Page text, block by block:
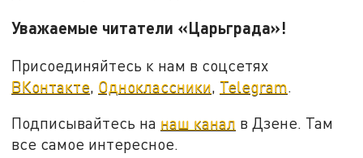
Уважаемые читатели «Царьграда»!
Присоединяйтесь к нам в соцсетях
ВКонтакте Одноклассники Telegram
Подписывайтесь на наш канал в Дзене. Там
все самое интересное.